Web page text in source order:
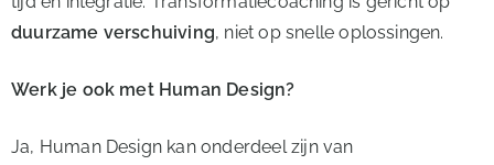
duurzame verschuiving, niet op snelle oplossingen.
Werk je ook met Human Design?
Ja, Human Design kan onderdeel zijn van